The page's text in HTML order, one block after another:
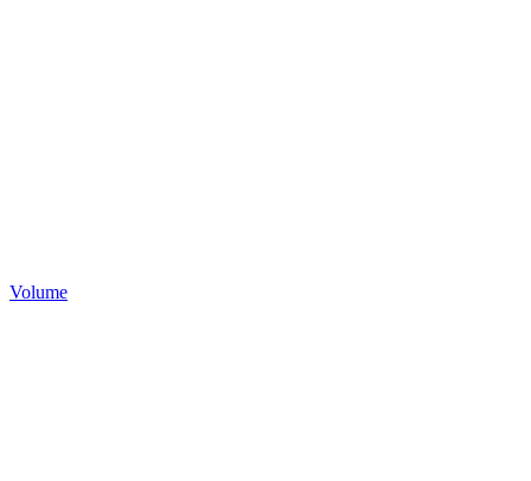
Volume